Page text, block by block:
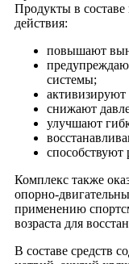
Продукты в
действия:
повышают
системы;
активизируют
снижают
улучшают
способствуют
Комплекс также
опорно-
применению
возраста для
В составе средств